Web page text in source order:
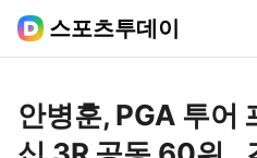
스포츠투데이
안병훈, PGA 투어